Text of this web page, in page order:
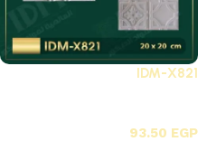
IDM-X821
93.50 EGP